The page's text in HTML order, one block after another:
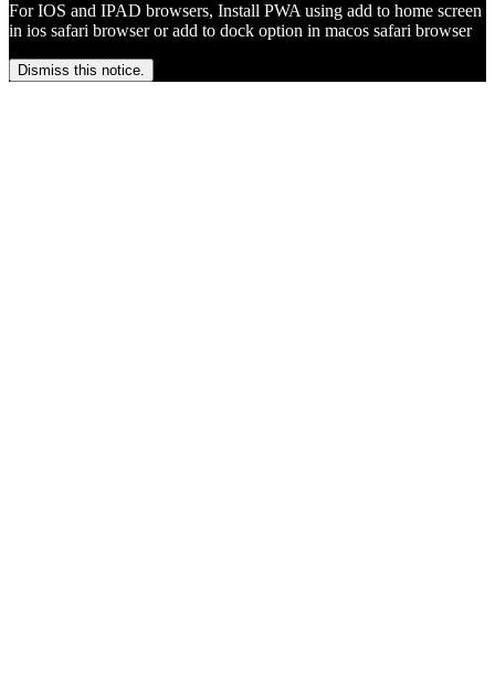
For IOS and IPAD browsers, Install PWA using add to home screen
in ios safari browser or add to dock option in macos safari browser
Dismiss this notice.